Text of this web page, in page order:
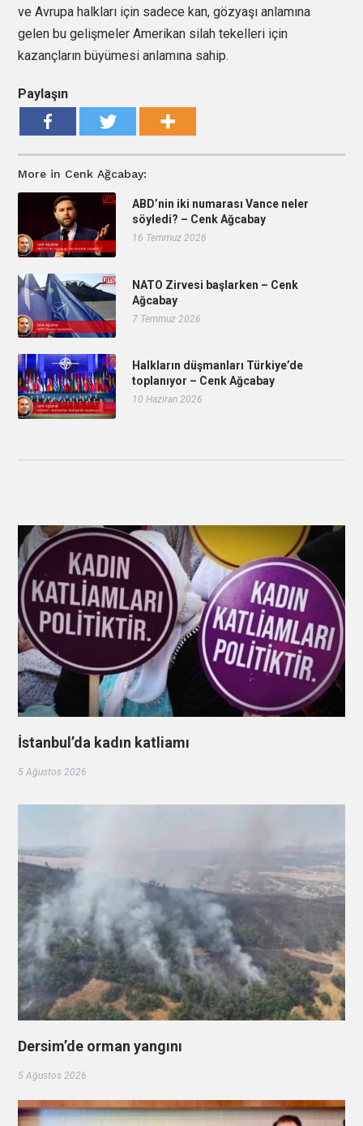
More in Cenk Ağcabay:
ABD’nin iki numarası Vance neler
söyledi? – Cenk Ağcabay
16 Temmuz 2026
NATO Zirvesi başlarken – Cenk
Ağcabay
7 Temmuz 2026
Halkların düşmanları Türkiye’de
toplanıyor – Cenk Ağcabay
10 Haziran 2026
ve Avrupa halkları için sadece kan, gözyaşı anlamına
gelen bu gelişmeler Amerikan silah tekelleri için
kazançların büyümesi anlamına sahip.
Paylaşın
İstanbul’da kadın katliamı
5 Ağustos 2026
Dersim’de orman yangını
5 Ağustos 2026